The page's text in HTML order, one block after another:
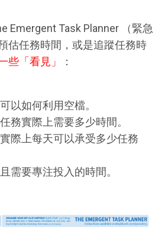
Emergent Task Planner （緊急
估任務時間，或是追蹤任務時
些「看見」 ：
以如何利用空檔。
務實際上需要多少時間。
際上每天可以承受多少任務
需要專注投入的時間。